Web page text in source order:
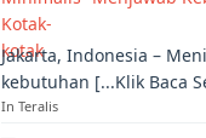
Jakarta, Indonesia –
kebutuhan [...Klik Baca
In Teralis